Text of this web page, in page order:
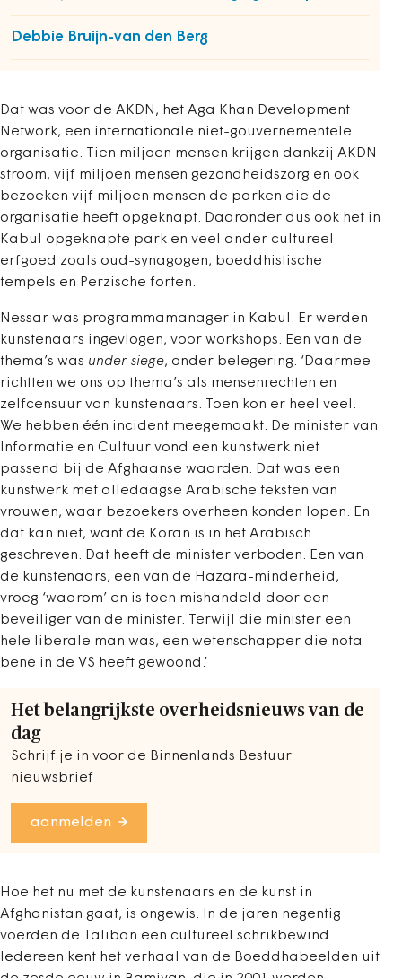
Debbie Bruijn-van den Berg
Dat was voor de AKDN, het Aga Khan Development
Network, een internationale niet-gouvernementele
organisatie. Tien miljoen mensen krijgen dankzij AKDN
stroom, vijf miljoen mensen gezondheidszorg en ook
bezoeken vijf miljoen mensen de parken die de
organisatie heeft opgeknapt. Daaronder dus ook het in
Kabul opgeknapte park en veel ander cultureel
erfgoed zoals oud-synagogen, boeddhistische
tempels en Perzische forten.
Nessar was programmamanager in Kabul. Er werden
kunstenaars ingevlogen, voor workshops. Een van de
thema’s was under siege, onder belegering. ‘Daarmee
richtten we ons op thema’s als mensenrechten en
zelfcensuur van kunstenaars. Toen kon er heel veel.
We hebben één incident meegemaakt. De minister van
Informatie en Cultuur vond een kunstwerk niet
passend bij de Afghaanse waarden. Dat was een
kunstwerk met alledaagse Arabische teksten van
vrouwen, waar bezoekers overheen konden lopen. En
dat kan niet, want de Koran is in het Arabisch
geschreven. Dat heeft de minister verboden. Een van
de kunstenaars, een van de Hazara-minderheid,
vroeg ‘waarom’ en is toen mishandeld door een
beveiliger van de minister. Terwijl die minister een
hele liberale man was, een wetenschapper die nota
bene in de VS heeft gewoond.’
Het belangrijkste overheidsnieuws van de
dag
Schrijf je in voor de Binnenlands Bestuur
nieuwsbrief
aanmelden
Hoe het nu met de kunstenaars en de kunst in
Afghanistan gaat, is ongewis. In de jaren negentig
voerden de Taliban een cultureel schrikbewind.
Iedereen kent het verhaal van de Boeddhabeelden uit